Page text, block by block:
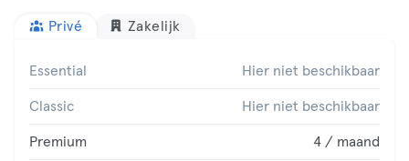
Privé Zakelijk
Essential Hier niet beschikbaar
Classic Hier niet beschikbaar
Premium 4 / maand